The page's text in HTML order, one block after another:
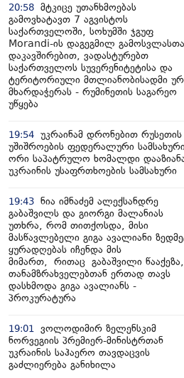
20:58 მტკიცე უთანხმოებას
გამოვხატავთ 7 აგვისტოს
საქართველოში, სოხუმში ჯგუფ
Morandi-ის დაგეგმილ
დაკავშირებით, ვადასტურებთ
საქართველოს სუვერენიტეტისა და
ტერიტორიული მთლიანობისადმი
მხარდაჭერას - რუმინეთის საგარეო
უწყება
19:54 უკრაინამ დრონებით რუსეთის
უშიშროების ფედერალური
ორი საპატრულო ხომალდი
უკრაინის უსაფრთხოების სამსახური
19:43 ნია იმნაძემ ალექსანდრე
გაბაშვილს და გიორგი მალანიას
უთხრა, რომ თითქოსდა, მისი
მასწავლებელი გიგა ავალიანი
ყურადღებას იჩენდა მის
მიმართ, რითაც გაბაშვილი წააქეზა,
თანამზრახველებთან ერთად თავს
დასხმოდა გიგა ავალიანს -
პროკურატურა
19:01
ვოლოდიმირ ზელენსკიმ
ნორვეგიის პრემიერ-მინისტრთან
უკრაინის საჰაერო თავდაცვის
გაძლიერება განიხილა